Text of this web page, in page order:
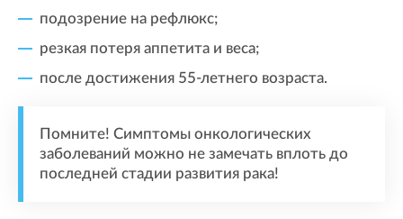
подозрение на рефлюкс;
резкая потеря аппетита и веса;
после достижения 55-летнего возраста.
Помните! Симптомы онкологических
заболеваний можно не замечать вплоть до
последней стадии развития рака!